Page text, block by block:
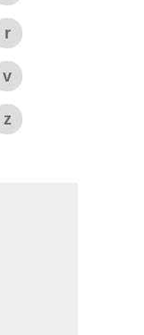
r
v
z